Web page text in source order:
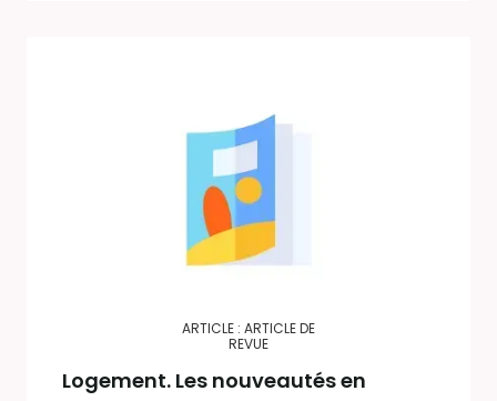
ARTICLE : ARTICLE DE
REVUE
Logement. Les nouveautés en